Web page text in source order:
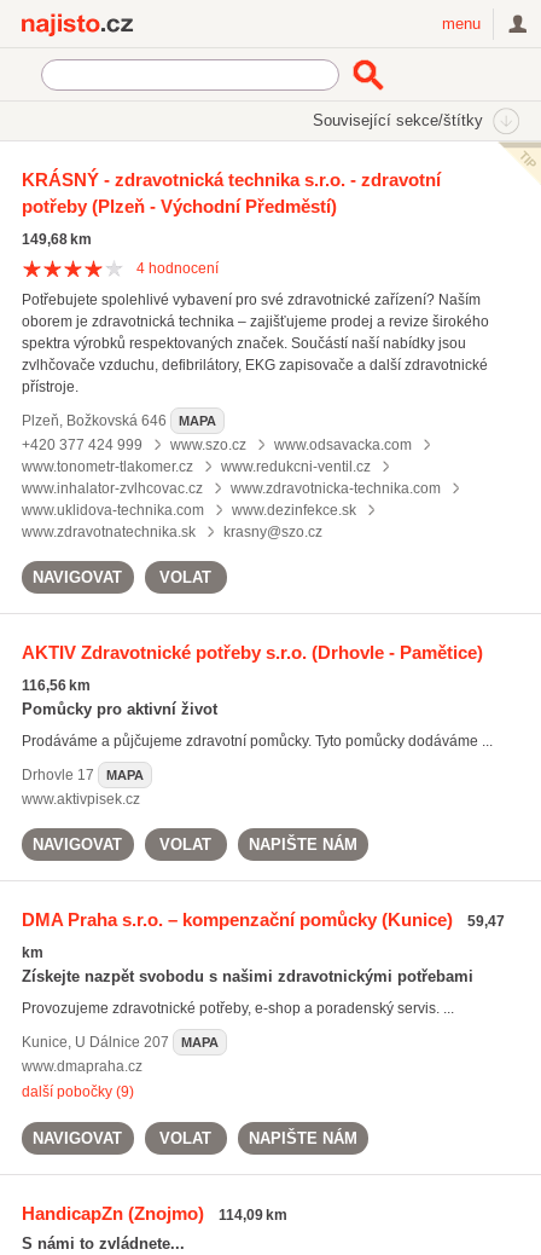
menu
Související sekce/štítky
Najisto.cz
Zdravotnické zboží
Zdravotnické potřeby
KRÁSNÝ - zdravotnická technika s.r.o. - zdravotní
potřeby(Plzeň - Východní Předměstí)
149,68 km
4hodnocení
Potřebujete spolehlivé vybavení pro své zdravotnické zařízení? Naším
oborem je zdravotnická technika – zajišťujeme prodej a revize širokého
spektra výrobků respektovaných značek. Součástí naší nabídky jsou
zvlhčovače vzduchu, defibrilátory, EKG zapisovače a další zdravotnické
přístroje.
Plzeň, Božkovská 646 MAPA
+420 377 424 999 www.szo.cz
www.odsavacka.com
www.tonometr-tlakomer.cz
www.redukcni-ventil.cz
www.inhalator-zvlhcovac.cz
www.zdravotnicka-technika.com
www.uklidova-technika.com
www.dezinfekce.sk
www.zdravotnatechnika.sk
krasny@szo.cz
NAVIGOVAT VOLAT
AKTIV Zdravotnické potřeby s.r.o.(Drhovle - Pamětice)
116,56 km
Pomůcky pro aktivní život
Prodáváme a půjčujeme zdravotní pomůcky. Tyto pomůcky dodáváme ...
Drhovle 17 MAPA
www.aktivpisek.cz
NAVIGOVAT VOLAT NAPIŠTE NÁM
DMA Praha s.r.o. – kompenzační pomůcky(Kunice)
59,47
km
Získejte nazpět svobodu s našimi zdravotnickými potřebami
Provozujeme zdravotnické potřeby, e-shop a poradenský servis. ...
Kunice, U Dálnice 207 MAPA
www.dmapraha.cz
další pobočky (9)
NAVIGOVAT VOLAT NAPIŠTE NÁM
HandicapZn(Znojmo) 114,09 km
S námi to zvládnete...